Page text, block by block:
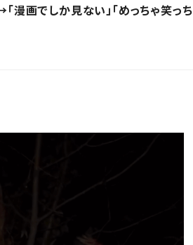
画でしか見ない」「めっちゃ笑っち